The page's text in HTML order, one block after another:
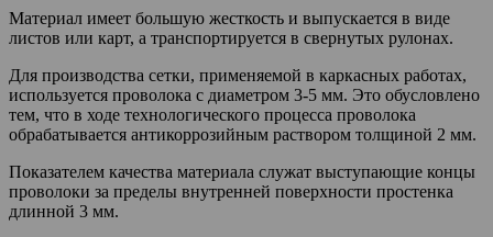
Материал имеет большую жесткость и выпускается в виде
листов или карт, а транспортируется в свернутых рулонах.
Для производства сетки, применяемой в каркасных работах,
используется проволока с диаметром 3-5 мм. Это обусловлено
тем, что в ходе технологического процесса проволока
обрабатывается антикоррозийным раствором толщиной 2 мм.
Показателем качества материала служат выступающие концы
проволоки за пределы внутренней поверхности простенка
длинной 3 мм.